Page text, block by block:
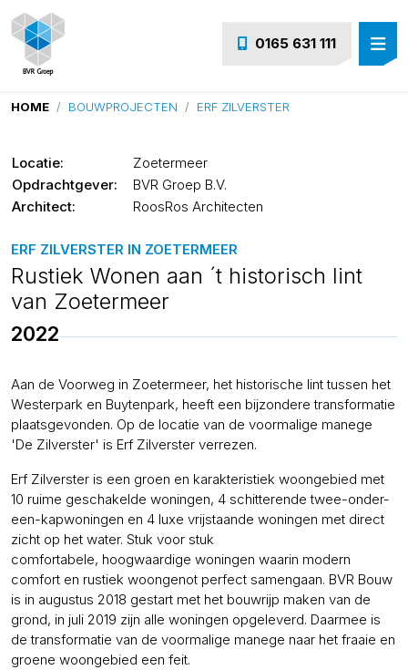
0165 631 111
HOME BOUWPROJECTEN ERF ZILVERSTER
Locatie:
Zoetermeer
Opdrachtgever:
BVR Groep B.V.
Architect:
RoosRos Architecten
ERF ZILVERSTER IN ZOETERMEER
Rustiek Wonen aan ´t historisch lint
van Zoetermeer
2022
Aan de Voorweg in Zoetermeer, het historische lint tussen het
Westerpark en Buytenpark, heeft een bijzondere transformatie
plaatsgevonden. Op de locatie van de voormalige manege
'De Zilverster' is Erf Zilverster verrezen.
Erf Zilverster is een groen en karakteristiek woongebied met
10 ruime geschakelde woningen, 4 schitterende twee-onder-
een-kapwoningen en 4 luxe vrijstaande woningen met direct
zicht op het water. Stuk voor stuk
comfortabele, hoogwaardige woningen waarin modern
comfort en rustiek woongenot perfect samengaan. BVR Bouw
is in augustus 2018 gestart met het bouwrijp maken van de
grond, in juli 2019 zijn alle woningen opgeleverd. Daarmee is
de transformatie van de voormalige manege naar het fraaie en
groene woongebied een feit.